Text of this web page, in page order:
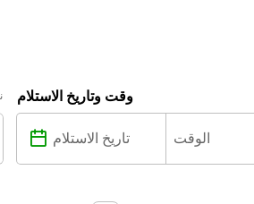
وقت وتاريخ الاستلام